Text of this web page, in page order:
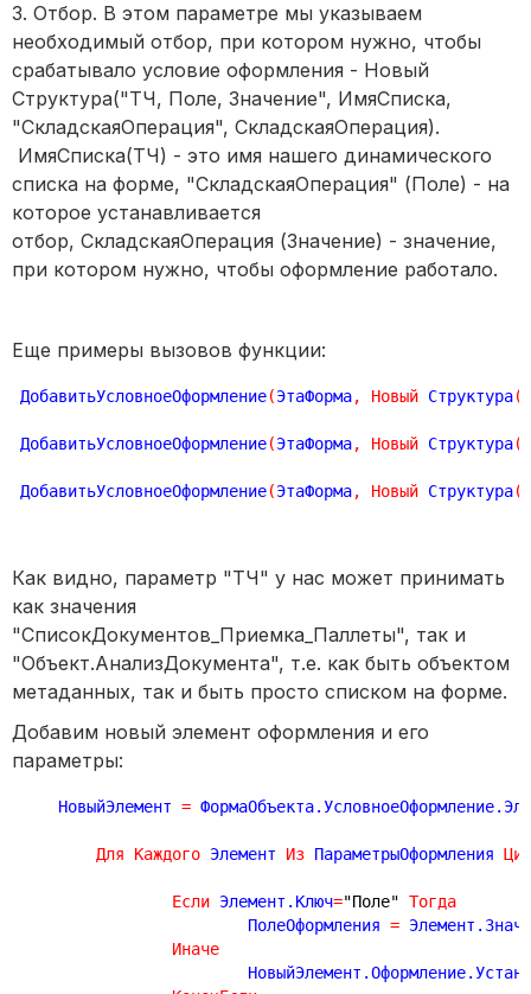
3. Отбор. В этом параметре мы указываем
необходимый отбор, при котором нужно, чтобы
срабатывало условие оформления - Новый
Структура("ТЧ, Поле, Значение", ИмяСписка,
"СкладскаяОперация", СкладскаяОперация).
ИмяСписка(ТЧ) - это имя нашего динамического
списка на форме, "СкладскаяОперация" (Поле) - на
которое устанавливается
отбор, СкладскаяОперация (Значение) - значение,
при котором нужно, чтобы оформление работало.
Еще примеры вызовов функции:
ДобавитьУсловноеОформление(ЭтаФорма, Новый Структура(
ДобавитьУсловноеОформление(ЭтаФорма, Новый Структура(
ДобавитьУсловноеОформление(ЭтаФорма, Новый Структура(
Как видно, параметр "ТЧ" у нас может принимать
как значения
"СписокДокументов_Приемка_Паллеты", так и
"Объект.АнализДокумента", т.е. как быть объектом
метаданных, так и быть просто списком на форме.
Добавим новый элемент оформления и его
параметры:
    НовыйЭлемент
=
Для Каждого Элемент Из ПараметрыОформления
Если Элемент.Ключ="Поле" Тогда
			ПолеОформления
=
Иначе